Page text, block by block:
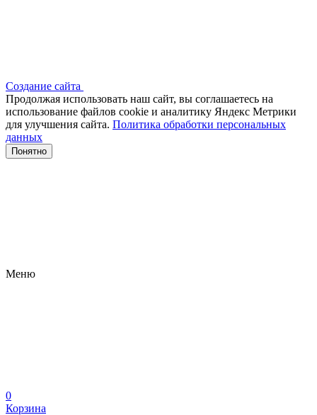
Создание сайта
Продолжая использовать наш сайт, вы соглашаетесь на
использование файлов сооkіе и аналитику Яндекс Метрики
для улучшения сайта. Политика обработки персональных
данных
Понятно
Меню
0
Корзина